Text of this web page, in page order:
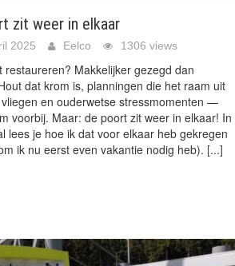
zit weer in elkaar
2025 Eelco 1306 views
restaureren? Makkelijker gezegd dan
dat krom is, planningen die het raam uit
en ouderwetse stressmomenten —
voorbij. Maar: de poort zit weer in elkaar! In
lees je hoe ik dat voor elkaar heb gekregen
ik nu eerst even vakantie nodig heb). [...]